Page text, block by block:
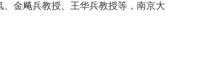
金飚兵教授、王华兵教授等，南京大